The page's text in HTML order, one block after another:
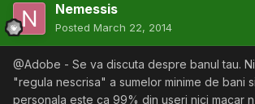
Nemessis
Posted March 22, 2014
@Adobe - Se va discuta despre banul tau.
"regula nescrisa" a sumelor minime de bani
personala este ca 99% din useri nici macar